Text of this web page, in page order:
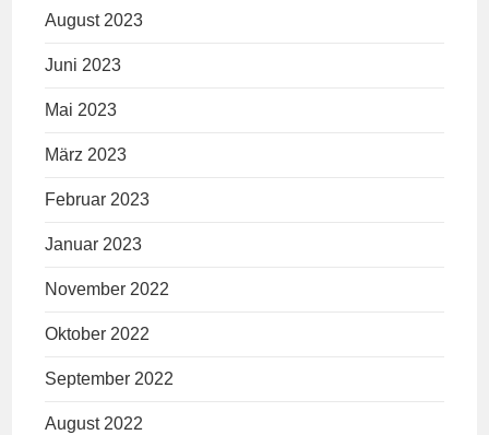
August 2023
Juni 2023
Mai 2023
März 2023
Februar 2023
Januar 2023
November 2022
Oktober 2022
September 2022
August 2022